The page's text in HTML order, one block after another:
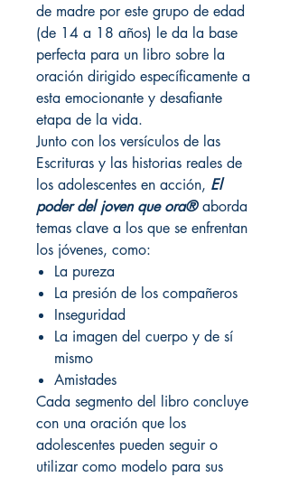
de madre por este grupo de edad
(de 14 a 18 años) le da la base
perfecta para un libro sobre la
oración dirigido específicamente a
esta emocionante y desafiante
etapa de la vida.
Junto con los versículos de las
Escrituras y las historias reales de
los adolescentes en acción, El
poder del joven que ora®aborda
temas clave a los que se enfrentan
los jóvenes, como:
La pureza
La presión de los compañeros
Inseguridad
La imagen del cuerpo y de sí
mismo
Amistades
Cada segmento del libro concluye
con una oración que los
adolescentes pueden seguir o
utilizar como modelo para sus